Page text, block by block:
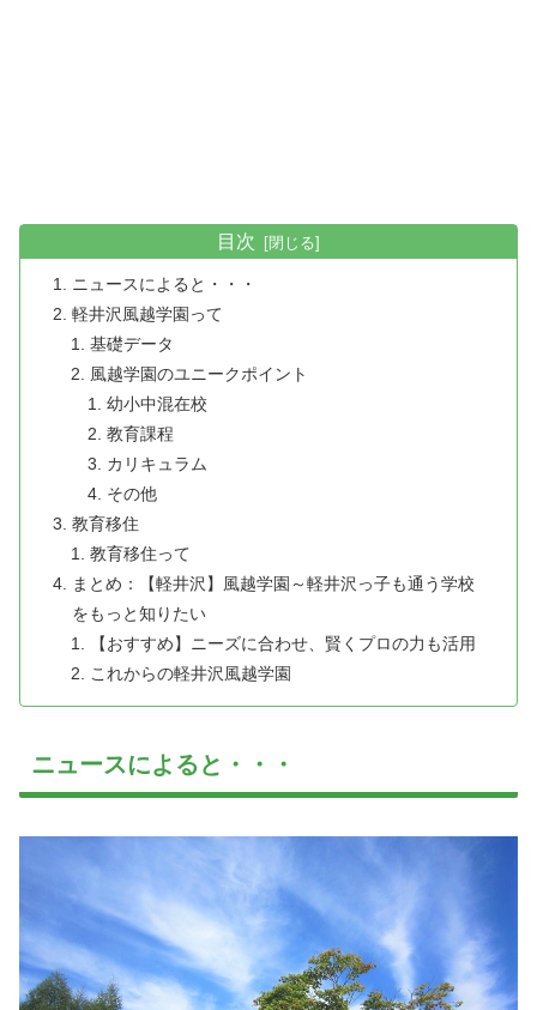
目次
ニュースによると・・・
軽井沢風越学園って
基礎データ
風越学園のユニークポイント
幼小中混在校
教育課程
カリキュラム
その他
教育移住
教育移住って
まとめ：【軽井沢】風越学園～軽井沢っ子も通う学校
をもっと知りたい
【おすすめ】ニーズに合わせ、賢くプロの力も活用
これからの軽井沢風越学園
ニュースによると・・・